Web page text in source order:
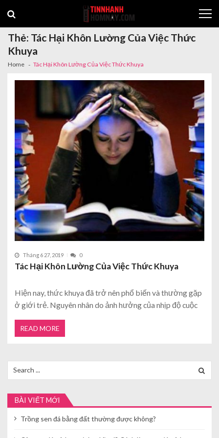
navigation
content
Thẻ: Tác Hại Khôn Lường Của Việc Thức
Khuya
Home Tác Hại Khôn Lường Của Việc Thức Khuya
Tháng 6 27, 2019 0
Tác Hại Khôn Lường Của Việc Thức Khuya
Hiện nay, thức khuya đã trở nên phổ biến và thường gặp
ở giới trẻ. Nguyên nhân do ảnh hưởng của nhịp độ cuộc
READ MORE
for:
BÀI VIẾT MỚI
Trồng sen đá bằng đất thường được không?